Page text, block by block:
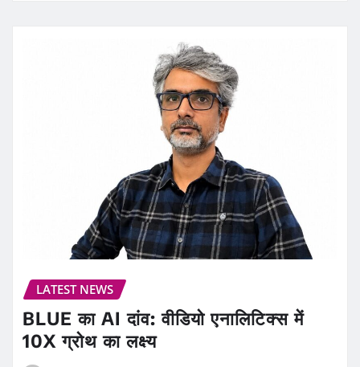
LATEST NEWS
BLUE का AI दांव: वीडियो एनालिटिक्स में
10X ग्रोथ का लक्ष्य